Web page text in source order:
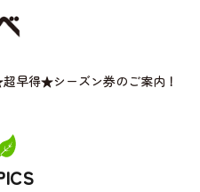
早得★シー
10月1日よ
公式】アッ
る」！
超早得★シーズン券のご案内！